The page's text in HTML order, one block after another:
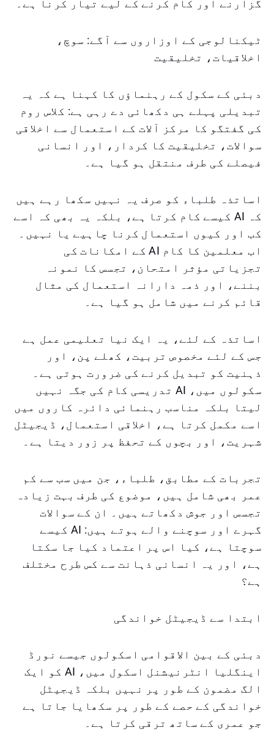
گزارنے اور کام کرنے کے لیے تیار کرنا ہے۔
ٹیکنالوجی کے اوزاروں سے آگے: سوچ،
اخلاقیات، تخلیقیت
دبئی کے سکول کے رہنماؤں کا کہنا ہے کہ یہ
تبدیلی پہلے ہی دکھائی دے رہی ہے: کلاس روم
کی گفتگو کا مرکز آلات کے استعمال سے اخلاقی
سوالات، تخلیقیت کا کردار، اور انسانی
فیصلے کی طرف منتقل ہو گیا ہے۔
اساتذہ طلباء کو صرف یہ نہیں سکھا رہے ہیں
کہ AI کیسے کام کرتا ہے، بلکہ یہ بھی کہ اسے
کب اور کیوں استعمال کرنا چاہیے یا نہیں۔
اب معلمین کا کام AI کے امکانات کی
تجزیاتی مؤثر امتحان، تجسس کا نمونہ
بننے، اور ذمہ دارانہ استعمال کی مثال
قائم کرنے میں شامل ہو گیا ہے۔
اساتذہ کے لئے، یہ ایک نیا تعلیمی عمل ہے
جس کے لئے مخصوص تربیت، کھلے پن، اور
ذہنیت کو تبدیل کرنے کی ضرورت ہوتی ہے۔
سکولوں میں، AI تدریسی کام کی جگہ نہیں
لیتا بلکہ مناسب رہنمائی دائرہ کاروں میں
اسے مکمل کرتا ہے، اخلاقی استعمال، ڈیجیٹل
شہریت، اور بچوں کے تحفظ پر زور دیتا ہے۔
تجربات کے مطابق، طلباء، جن میں سب سے کم
عمر بھی شامل ہیں، موضوع کی طرف بہت زیادہ
تجسس اور جوش دکھاتے ہیں۔ ان کے سوالات
گہرے اور سوچنے والے ہوتے ہیں: AI کیسے
سوچتا ہے، کیا اس پر اعتماد کیا جا سکتا
ہے، اور یہ انسانی ذہانت سے کس طرح مختلف
ہے؟
ابتدا سے ڈیجیٹل خواندگی
دبئی کے بین الاقوامی اسکولوں جیسے نورڈ
اینگلیا انٹرنیشنل اسکول میں، AI کو ایک
الگ مضمون کے طور پر نہیں بلکہ ڈیجیٹل
خواندگی کے حصے کے طور پر سکھایا جاتا ہے
جو عمری کے ساتھ ترقی کرتا ہے۔